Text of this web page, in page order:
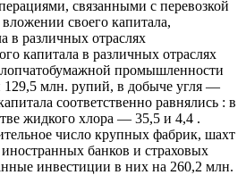
связанными с перевозкой
вложении своего капитала,
в различных отраслях
капитала в различных отраслях
промышленности
млн. рупий, в добыче угля —
соответственно равнялись : в
жидкого хлора — 35,5 и 4,4 .
число крупных фабрик, шахт
банков и страховых
инвестиции в них на 260,2 млн.